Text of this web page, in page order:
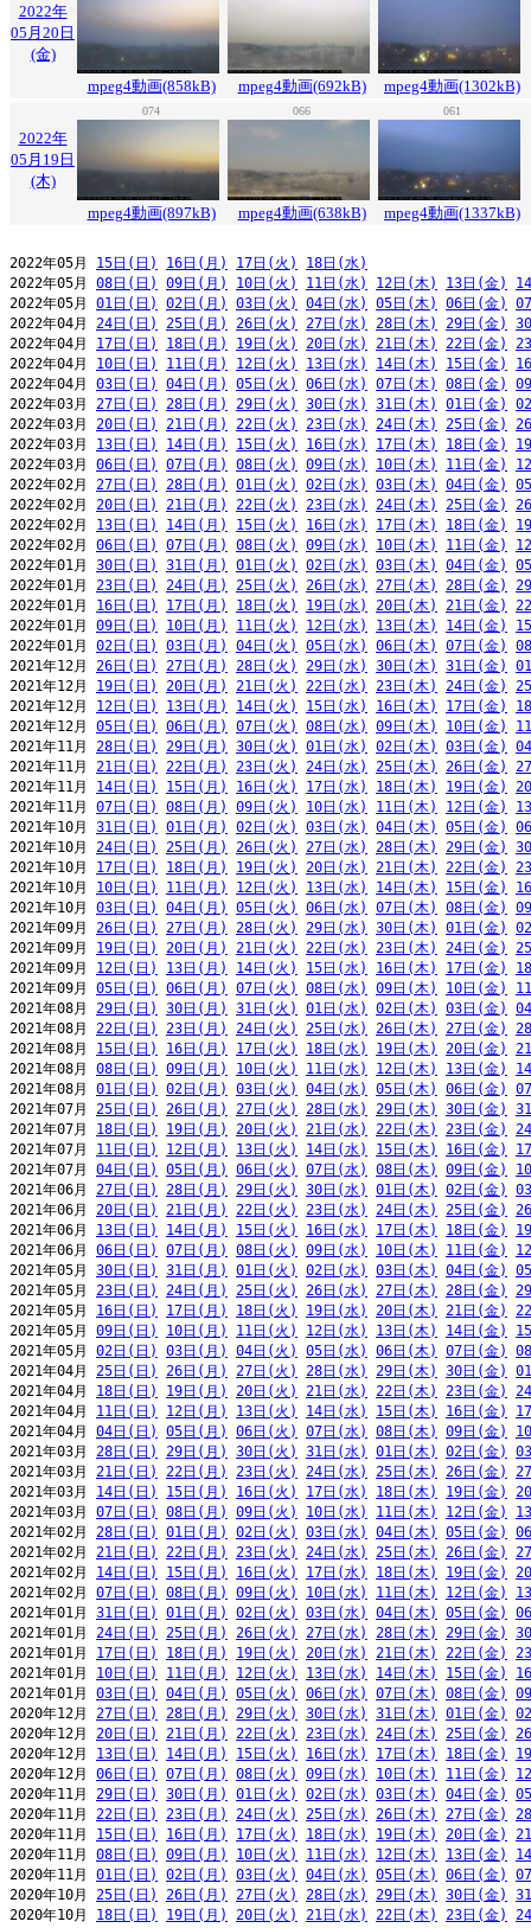
2022年
05月20日
(金)
mpeg4動画(858kB)
mpeg4動画(692kB) mpeg4動画(1302kB)
074 066 061
2022年
05月19日
(木)
mpeg4動画(897kB)
mpeg4動画(638kB) mpeg4動画(1337kB)
2022年05月 15日(日) 16日(月) 17日(火)
18日(水)
2022年05月 08日(日) 09日(月) 10日(火) 11日(水) 12日(木) 13日(金)
2022年05月 01日(日) 02日(月) 03日(火) 04日(水) 05日(木) 06日(金)
2022年04月 24日(日) 25日(月) 26日(火) 27日(水) 28日(木) 29日(金)
2022年04月 17日(日) 18日(月) 19日(火) 20日(水) 21日(木) 22日(金)
2022年04月 10日(日) 11日(月) 12日(火) 13日(水) 14日(木) 15日(金)
2022年04月 03日(日) 04日(月) 05日(火) 06日(水) 07日(木) 08日(金)
2022年03月 27日(日) 28日(月) 29日(火) 30日(水) 31日(木) 01日(金)
2022年03月 20日(日) 21日(月) 22日(火) 23日(水) 24日(木) 25日(金)
2022年03月 13日(日) 14日(月) 15日(火) 16日(水) 17日(木) 18日(金)
2022年03月 06日(日) 07日(月) 08日(火) 09日(水) 10日(木) 11日(金)
2022年02月 27日(日) 28日(月) 01日(火) 02日(水) 03日(木) 04日(金)
2022年02月 20日(日) 21日(月) 22日(火) 23日(水) 24日(木) 25日(金)
2022年02月 13日(日) 14日(月) 15日(火) 16日(水) 17日(木) 18日(金)
2022年02月 06日(日) 07日(月) 08日(火) 09日(水) 10日(木) 11日(金)
2022年01月 30日(日) 31日(月) 01日(火) 02日(水) 03日(木) 04日(金)
2022年01月 23日(日) 24日(月) 25日(火) 26日(水) 27日(木) 28日(金)
2022年01月 16日(日) 17日(月) 18日(火) 19日(水) 20日(木) 21日(金)
2022年01月 09日(日) 10日(月) 11日(火) 12日(水) 13日(木) 14日(金)
2022年01月 02日(日) 03日(月) 04日(火) 05日(水) 06日(木) 07日(金)
2021年12月 26日(日) 27日(月) 28日(火) 29日(水) 30日(木) 31日(金)
2021年12月 19日(日) 20日(月) 21日(火) 22日(水) 23日(木) 24日(金)
2021年12月 12日(日) 13日(月) 14日(火) 15日(水) 16日(木) 17日(金)
2021年12月 05日(日) 06日(月) 07日(火) 08日(水) 09日(木) 10日(金)
2021年11月 28日(日) 29日(月) 30日(火) 01日(水) 02日(木) 03日(金)
2021年11月 21日(日) 22日(月) 23日(火) 24日(水) 25日(木) 26日(金)
2021年11月 14日(日) 15日(月) 16日(火) 17日(水) 18日(木) 19日(金)
2021年11月 07日(日) 08日(月) 09日(火) 10日(水) 11日(木) 12日(金)
2021年10月 31日(日) 01日(月) 02日(火) 03日(水) 04日(木) 05日(金)
2021年10月 24日(日) 25日(月) 26日(火) 27日(水) 28日(木) 29日(金)
2021年10月 17日(日) 18日(月) 19日(火) 20日(水) 21日(木) 22日(金)
2021年10月 10日(日) 11日(月) 12日(火) 13日(水) 14日(木) 15日(金)
2021年10月 03日(日) 04日(月) 05日(火) 06日(水) 07日(木) 08日(金)
2021年09月 26日(日) 27日(月) 28日(火) 29日(水) 30日(木) 01日(金)
2021年09月 19日(日) 20日(月) 21日(火) 22日(水) 23日(木) 24日(金)
2021年09月 12日(日) 13日(月) 14日(火) 15日(水) 16日(木) 17日(金)
2021年09月 05日(日) 06日(月) 07日(火) 08日(水) 09日(木) 10日(金)
2021年08月 29日(日) 30日(月) 31日(火) 01日(水) 02日(木) 03日(金)
2021年08月 22日(日) 23日(月) 24日(火) 25日(水) 26日(木) 27日(金)
2021年08月 15日(日) 16日(月) 17日(火) 18日(水) 19日(木) 20日(金)
2021年08月 08日(日) 09日(月) 10日(火) 11日(水) 12日(木) 13日(金)
2021年08月 01日(日) 02日(月) 03日(火) 04日(水) 05日(木) 06日(金)
2021年07月 25日(日) 26日(月) 27日(火) 28日(水) 29日(木) 30日(金)
2021年07月 18日(日) 19日(月) 20日(火) 21日(水) 22日(木) 23日(金)
2021年07月 11日(日) 12日(月) 13日(火) 14日(水) 15日(木) 16日(金)
2021年07月 04日(日) 05日(月) 06日(火) 07日(水) 08日(木) 09日(金)
2021年06月 27日(日) 28日(月) 29日(火) 30日(水) 01日(木) 02日(金)
2021年06月 20日(日) 21日(月) 22日(火) 23日(水) 24日(木) 25日(金)
2021年06月 13日(日) 14日(月) 15日(火) 16日(水) 17日(木) 18日(金)
2021年06月 06日(日) 07日(月) 08日(火) 09日(水) 10日(木) 11日(金)
2021年05月 30日(日) 31日(月) 01日(火) 02日(水) 03日(木) 04日(金)
2021年05月 23日(日) 24日(月) 25日(火) 26日(水) 27日(木) 28日(金)
2021年05月 16日(日) 17日(月) 18日(火) 19日(水) 20日(木) 21日(金)
2021年05月 09日(日) 10日(月) 11日(火) 12日(水) 13日(木) 14日(金)
2021年05月 02日(日) 03日(月) 04日(火) 05日(水) 06日(木) 07日(金)
2021年04月 25日(日) 26日(月) 27日(火) 28日(水) 29日(木) 30日(金)
2021年04月 18日(日) 19日(月) 20日(火) 21日(水) 22日(木) 23日(金)
2021年04月 11日(日) 12日(月) 13日(火) 14日(水) 15日(木) 16日(金)
2021年04月 04日(日) 05日(月) 06日(火) 07日(水) 08日(木) 09日(金)
2021年03月 28日(日) 29日(月) 30日(火) 31日(水) 01日(木) 02日(金)
2021年03月 21日(日) 22日(月) 23日(火) 24日(水) 25日(木) 26日(金)
2021年03月 14日(日) 15日(月) 16日(火) 17日(水) 18日(木) 19日(金)
2021年03月 07日(日) 08日(月) 09日(火) 10日(水) 11日(木) 12日(金)
2021年02月 28日(日) 01日(月) 02日(火) 03日(水) 04日(木) 05日(金)
2021年02月 21日(日) 22日(月) 23日(火) 24日(水) 25日(木) 26日(金)
2021年02月 14日(日) 15日(月) 16日(火) 17日(水) 18日(木) 19日(金)
2021年02月 07日(日) 08日(月) 09日(火) 10日(水) 11日(木) 12日(金)
2021年01月 31日(日) 01日(月) 02日(火) 03日(水) 04日(木) 05日(金)
2021年01月 24日(日) 25日(月) 26日(火) 27日(水) 28日(木) 29日(金)
2021年01月 17日(日) 18日(月) 19日(火) 20日(水) 21日(木) 22日(金)
2021年01月 10日(日) 11日(月) 12日(火) 13日(水) 14日(木) 15日(金)
2021年01月 03日(日) 04日(月) 05日(火) 06日(水) 07日(木) 08日(金)
2020年12月 27日(日) 28日(月) 29日(火) 30日(水) 31日(木) 01日(金)
2020年12月 20日(日) 21日(月) 22日(火) 23日(水) 24日(木) 25日(金)
2020年12月 13日(日) 14日(月) 15日(火) 16日(水) 17日(木) 18日(金)
2020年12月 06日(日) 07日(月) 08日(火) 09日(水) 10日(木) 11日(金)
2020年11月 29日(日) 30日(月) 01日(火) 02日(水) 03日(木) 04日(金)
2020年11月 22日(日) 23日(月) 24日(火) 25日(水) 26日(木) 27日(金)
2020年11月 15日(日) 16日(月) 17日(火) 18日(水) 19日(木) 20日(金)
2020年11月 08日(日) 09日(月) 10日(火) 11日(水) 12日(木) 13日(金)
2020年11月 01日(日) 02日(月) 03日(火) 04日(水) 05日(木) 06日(金)
2020年10月 25日(日) 26日(月) 27日(火) 28日(水) 29日(木) 30日(金)
2020年10月 18日(日) 19日(月) 20日(火) 21日(水) 22日(木) 23日(金)